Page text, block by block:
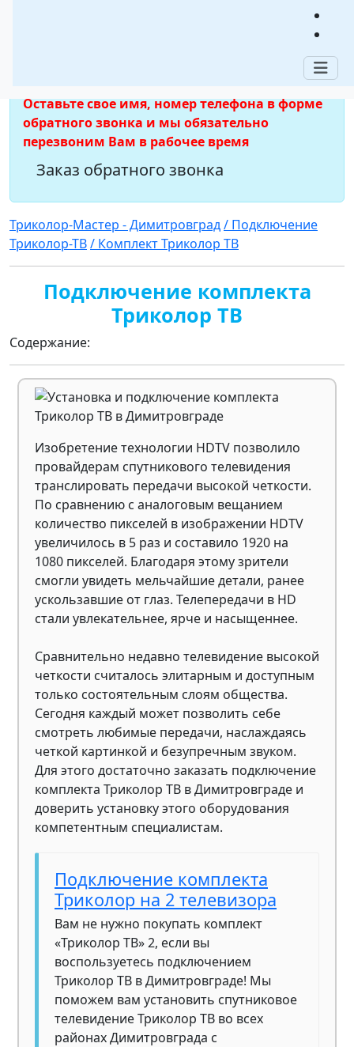
Оставьте свое имя, номер телефона в форме
обратного звонка и мы обязательно
перезвоним Вам в рабочее время
Заказ обратного звонка
Триколор-Мастер - Димитровград/ Подключение
Триколор-ТВ/ Комплект Триколор ТВ
Подключение комплекта
Триколор ТВ
Содержание:
Изобретение технологии HDTV позволило
провайдерам спутникового телевидения
транслировать передачи высокой четкости.
По сравнению с аналоговым вещанием
количество пикселей в изображении HDTV
увеличилось в 5 раз и составило 1920 на
1080 пикселей. Благодаря этому зрители
смогли увидеть мельчайшие детали, ранее
ускользавшие от глаз. Телепередачи в HD
стали увлекательнее, ярче и насыщеннее.
Сравнительно недавно телевидение высокой
четкости считалось элитарным и доступным
только состоятельным слоям общества.
Сегодня каждый может позволить себе
смотреть любимые передачи, наслаждаясь
четкой картинкой и безупречным звуком.
Для этого достаточно заказать подключение
комплекта Триколор ТВ в Димитровграде и
доверить установку этого оборудования
компетентным специалистам.
Подключение комплекта
Триколор на 2 телевизора
Вам не нужно покупать комплект
«Триколор ТВ» 2, если вы
воспользуетесь подключением
Триколор ТВ в Димитровграде! Мы
поможем вам установить спутниковое
телевидение Триколор ТВ во всех
районах Димитровграда с